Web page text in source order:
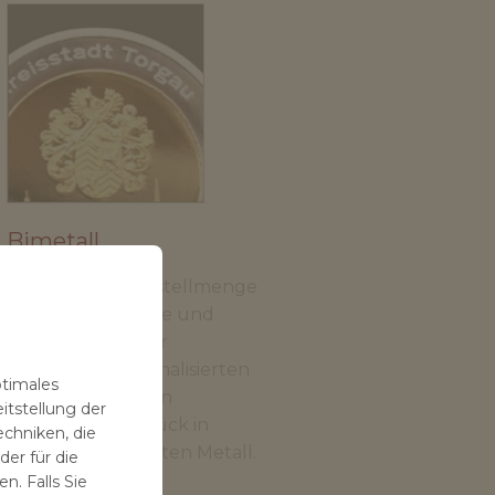
Bimetall
Münze ehren – ein
sentimentales Stück in
jedem gewünschten Metall.
der
die
für die
Falls Sie